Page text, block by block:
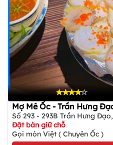
Mợ Mê Ốc - Trần Hưng
Số 293 - 293B Trần Hưng
Đặt bàn giữ chỗ
Gọi món Việt ( Chuyên Ốc )